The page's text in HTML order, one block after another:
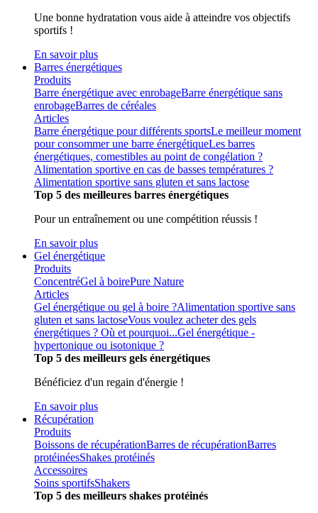
Une bonne hydratation vous aide à atteindre vos objectifs
sportifs !
En savoir plus
Barres énergétiques
Produits
Barre énergétique avec enrobageBarre énergétique sans
enrobageBarres de céréales
Articles
Barre énergétique pour différents sportsLe meilleur moment
pour consommer une barre énergétiqueLes barres
énergétiques, comestibles au point de congélation ?
Alimentation sportive en cas de basses températures ?
Alimentation sportive sans gluten et sans lactose
Top 5 des meilleures barres énergétiques
Pour un entraînement ou une compétition réussis !
En savoir plus
Gel énergétique
Produits
ConcentréGel à boirePure Nature
Articles
Gel énergétique ou gel à boire ?Alimentation sportive sans
gluten et sans lactoseVous voulez acheter des gels
énergétiques ? Où et pourquoi...Gel énergétique -
hypertonique ou isotonique ?
Top 5 des meilleurs gels énergétiques
Bénéficiez d'un regain d'énergie !
En savoir plus
Récupération
Produits
Boissons de récupérationBarres de récupérationBarres
protéinéesShakes protéinés
Accessoires
Soins sportifsShakers
Top 5 des meilleurs shakes protéinés